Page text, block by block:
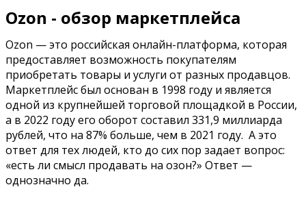
Ozon - обзор маркетплейса
Ozon — это российская онлайн-платформа, которая
предоставляет возможность покупателям
приобретать товары и услуги от разных продавцов.
Маркетплейс был основан в 1998 году и является
одной из крупнейшей торговой площадкой в России,
а в 2022 году его оборот составил 331,9 миллиарда
рублей, что на 87% больше, чем в 2021 году. А это
ответ для тех людей, кто до сих пор задает вопрос:
«есть ли смысл продавать на озон?» Ответ —
однозначно да.